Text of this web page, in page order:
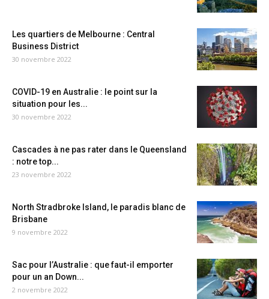
Les quartiers de Melbourne : Central
Business District
30 novembre 2022
COVID-19 en Australie : le point sur la
situation pour les...
30 novembre 2022
Cascades à ne pas rater dans le Queensland
: notre top...
23 novembre 2022
North Stradbroke Island, le paradis blanc de
Brisbane
9 novembre 2022
Sac pour l’Australie : que faut-il emporter
pour un an Down...
2 novembre 2022